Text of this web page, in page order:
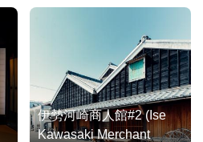
伊勢河崎商人館#2 (Ise
Kawasaki Merchant